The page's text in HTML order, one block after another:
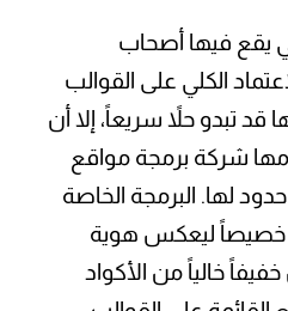
يقع فيها أصحاب
الكلي على القوالب
قد تبدو حلاً سريعاً، إلا أن
شركة برمجة مواقع
لها. البرمجة الخاصة
خصيصاً ليعكس هوية
خالياً من الأكواد